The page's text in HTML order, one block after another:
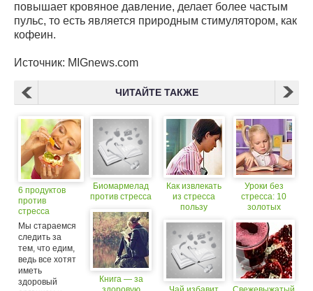
повышает кровяное давление, делает более частым
пульс, то есть является природным стимулятором, как
кофеин.
Источник: MIGnews.com
ЧИТАЙТЕ ТАКЖЕ
6 продуктов
против
стресса
Мы стараемся
следить за
тем, что едим,
ведь все хотят
иметь
здоровый
Биомармелад
против стресса
Книга — за
Как извлекать
из стресса
пользу
Уроки без
стресса: 10
золотых